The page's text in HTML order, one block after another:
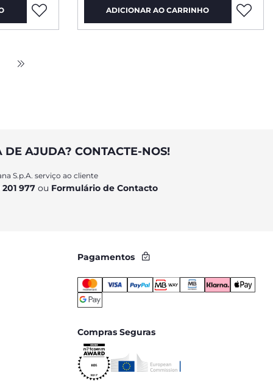
ADICIONAR AO CARRINHO
DE AJUDA? CONTACTE-NOS!
S.p.A. serviço ao cliente
977ou Formulário de Contacto
Pagamentos
Compras Seguras